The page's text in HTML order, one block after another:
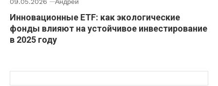
09.05.2026 Андрей
Инновационные ETF: как экологические
фонды влияют на устойчивое инвестирование
в 2025 году